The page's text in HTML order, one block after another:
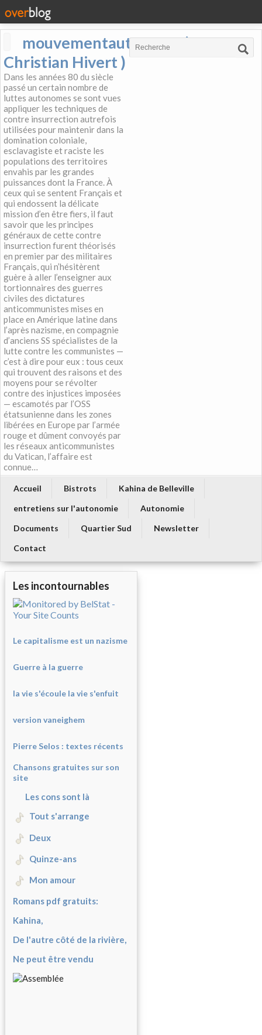
mouvementautonome (
Christian Hivert )
Dans les années 80 du siècle
passé un certain nombre de
luttes autonomes se sont vues
appliquer les techniques de
contre insurrection autrefois
utilisées pour maintenir dans la
domination coloniale,
esclavagiste et raciste les
populations des territoires
envahis par les grandes
puissances dont la France. À
ceux qui se sentent Français et
qui endossent la délicate
mission d’en être fiers, il faut
savoir que les principes
généraux de cette contre
insurrection furent théorisés
en premier par des militaires
Français, qui n’hésitèrent
guère à aller l’enseigner aux
tortionnaires des guerres
civiles des dictatures
anticommunistes mises en
place en Amérique latine dans
l’après nazisme, en compagnie
d’anciens SS spécialistes de la
lutte contre les communistes —
c’est à dire pour eux : tous ceux
qui trouvent des raisons et des
moyens pour se révolter
contre des injustices imposées
— escamotés par l’OSS
étatsunienne dans les zones
libérées en Europe par l’armée
rouge et dûment convoyés par
les réseaux anticommunistes
du Vatican, l’affaire est
connue…
Accueil Bistrots
Kahina de Belleville
entretiens sur l'autonomie
Autonomie
Documents
Quartier Sud
Newsletter
Contact
Les incontournables
Le capitalisme est un nazisme
Guerre à la guerre
la vie s'écoule la vie s'enfuit
version vaneighem
Pierre Selos : textes récents
Chansons gratuites sur son
site
Les cons sont là
Tout s'arrange
Deux
Quinze-ans
Mon amour
Romans pdf gratuits:
Kahina,
De l'autre côté de la rivière,
Ne peut être vendu